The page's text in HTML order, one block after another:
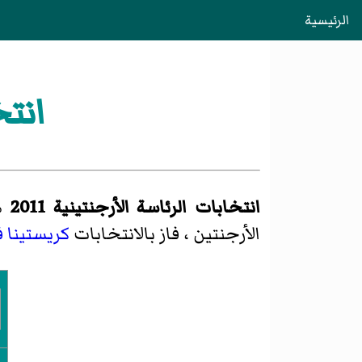
الرئيسية
انتخابات الرئاسة الأرجنتينية 2011
الأرجنتين ، فاز بالانتخابات كريستينا